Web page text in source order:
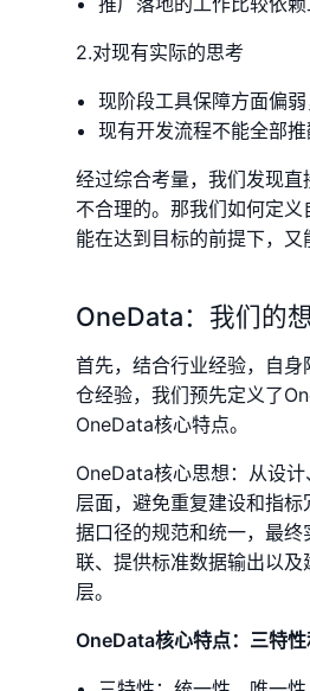
2.对现有实际的思考
现阶段工具保障方面偏弱
现有开发流程不能全部推
经过综合考量，我们发现
不合理的。那我们如何定
能在达到目标的前提下，又
OneData：我们的
首先，结合行业经验，自
仓经验，我们预先定义了
OneData核心特点。
OneData核心思想：从设
层面，避免重复建设和指
据口径的规范和统一，最
联、提供标准数据输出以
层。
OneData核心特点：三特性